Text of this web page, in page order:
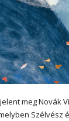
meg Novák
Szélvész